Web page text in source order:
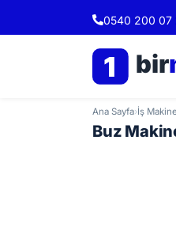
0540 200 07
1 bir
Ana Sayfa›İş
Buz